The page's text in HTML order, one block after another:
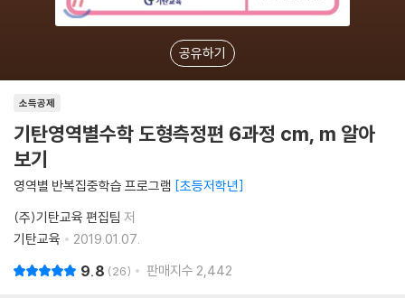
공유하기
소득공제
기탄영역별수학 도형측정편 6과정 cm, m 알아
보기
영역별 반복집중학습 프로그램 초등저학년
(주)기탄교육 편집팀 저
기탄교육
2019.01.07.
9.8 26 판매지수 2,442